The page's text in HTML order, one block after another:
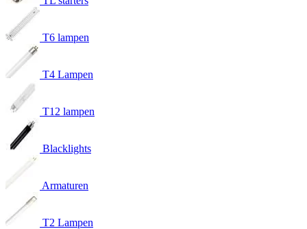
T6 lampen
T4 Lampen
T12 lampen
Blacklights
Armaturen
T2 Lampen